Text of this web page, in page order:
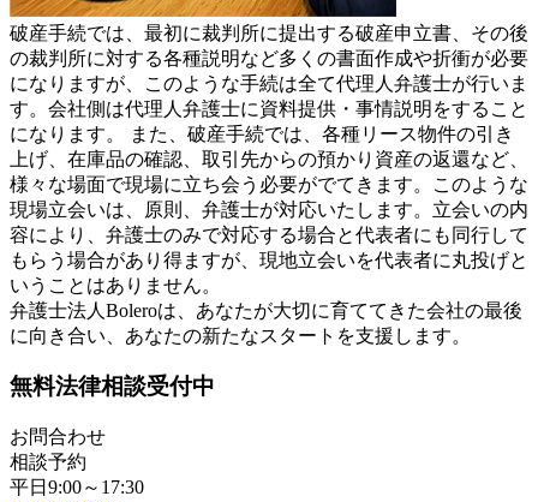
破産手続では、最初に裁判所に提出する破産申立書、その後
の裁判所に対する各種説明など多くの書面作成や折衝が必要
になりますが、このような手続は全て代理人弁護士が行いま
す。会社側は代理人弁護士に資料提供・事情説明をすること
になります。 また、破産手続では、各種リース物件の引き
上げ、在庫品の確認、取引先からの預かり資産の返還など、
様々な場面で現場に立ち会う必要がでてきます。このような
現場立会いは、原則、弁護士が対応いたします。立会いの内
容により、弁護士のみで対応する場合と代表者にも同行して
もらう場合があり得ますが、現地立会いを代表者に丸投げと
いうことはありません。
弁護士法人Boleroは、あなたが大切に育ててきた会社の最後
に向き合い、あなたの新たなスタートを支援します。
無料法律相談受付中
お問合わせ
相談予約
平日9:00～17:30